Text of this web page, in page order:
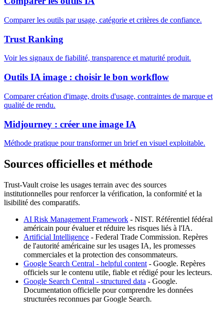
Comparer les outils par usage, catégorie et critères de confiance.
Trust Ranking
Voir les signaux de fiabilité, transparence et maturité produit.
Outils IA image : choisir le bon workflow
Comparer création d'image, droits d'usage, contraintes de marque et
qualité de rendu.
Midjourney : créer une image IA
Méthode pratique pour transformer un brief en visuel exploitable.
Sources officielles et méthode
Trust-Vault croise les usages terrain avec des sources
institutionnelles pour renforcer la vérification, la conformité et la
lisibilité des comparatifs.
AI Risk Management Framework - NIST. Référentiel fédéral
américain pour évaluer et réduire les risques liés à l'IA.
Artificial Intelligence - Federal Trade Commission. Repères
de l'autorité américaine sur les usages IA, les promesses
commerciales et la protection des consommateurs.
Google Search Central - helpful content - Google. Repères
officiels sur le contenu utile, fiable et rédigé pour les lecteurs.
Google Search Central - structured data - Google.
Documentation officielle pour comprendre les données
structurées reconnues par Google Search.